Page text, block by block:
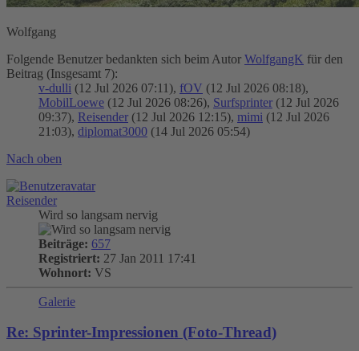
Wolfgang
Folgende Benutzer bedankten sich beim Autor WolfgangK für den
Beitrag (Insgesamt 7):
v-dulli (12 Jul 2026 07:11), fOV (12 Jul 2026 08:18),
MobilLoewe (12 Jul 2026 08:26), Surfsprinter (12 Jul 2026
09:37), Reisender (12 Jul 2026 12:15), mimi (12 Jul 2026
21:03), diplomat3000 (14 Jul 2026 05:54)
Nach oben
Reisender
Wird so langsam nervig
Beiträge: 657
Registriert: 27 Jan 2011 17:41
Wohnort: VS
Galerie
Re: Sprinter-Impressionen (Foto-Thread)